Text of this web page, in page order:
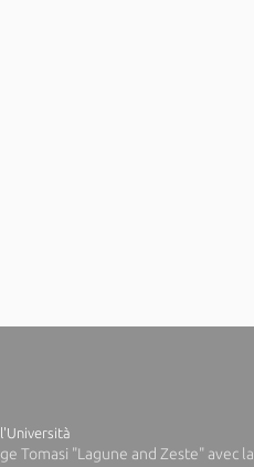
Tomasi "Lagune and Zeste" avec la